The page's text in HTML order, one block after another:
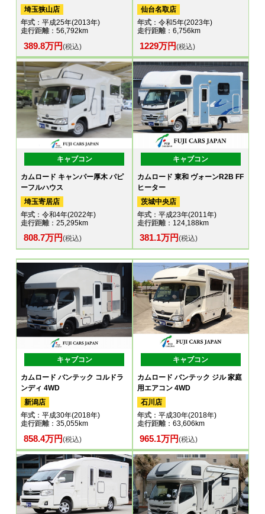
埼玉狭山店
年式 ：平成25年(2013年)
走行距離：56,792km
389.8万円(税込)
仙台名取店
年式：令和5年(2023年)
走行距離：6,756km
1229万円(税込)
キャブコン
カムロード キャンパー厚木 パピ
ーフルハウス
埼玉寄居店
年式 ：令和4年(2022年)
走行距離：25,295km
808.7万円(税込)
キャブコン
カムロード 東和 ヴォーンR2B FF
ヒーター
茨城中央店
年式：平成23年(2011年)
走行距離：124,188km
381.1万円(税込)
キャブコン
カムロード バンテック コルドラ
ンディ 4WD
新潟店
年式 ：平成30年(2018年)
走行距離：35,055km
858.4万円(税込)
キャブコン
カムロード バンテック ジル 家庭
用エアコン 4WD
石川店
年式：平成30年(2018年)
走行距離：63,606km
965.1万円(税込)